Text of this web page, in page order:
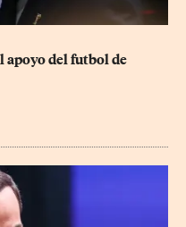
apoyo del futbol de